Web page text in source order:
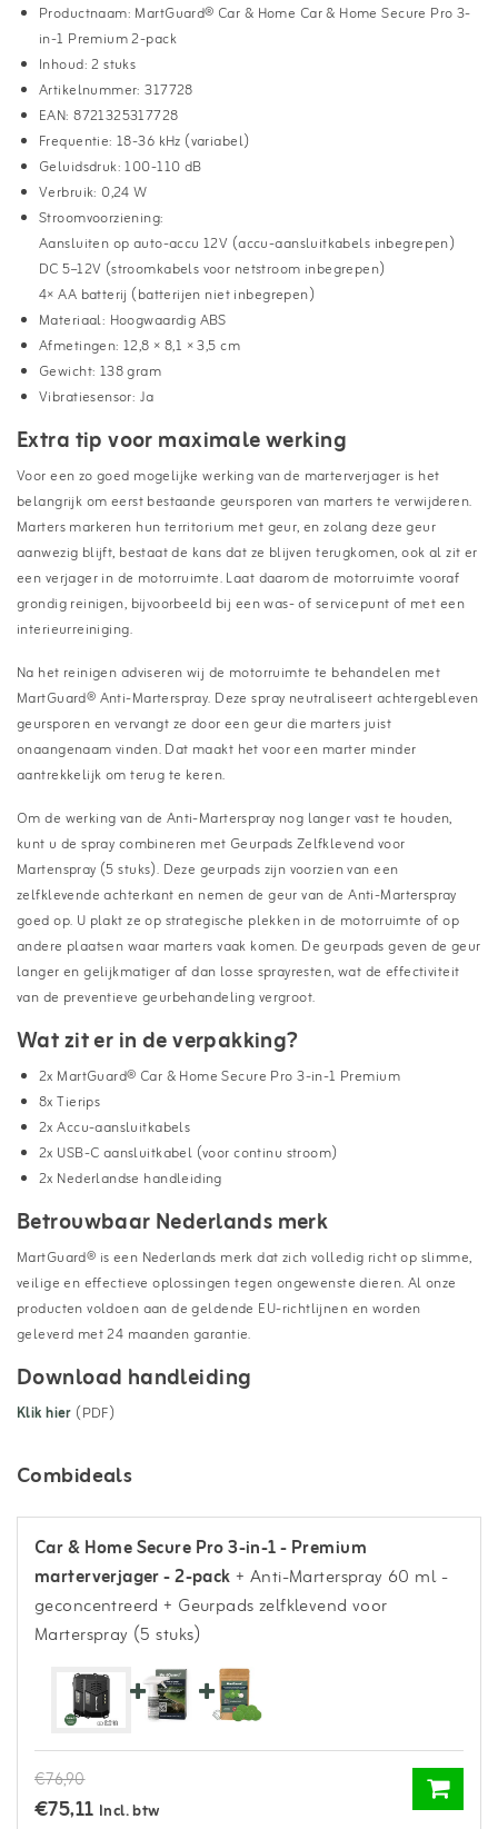
Productnaam: MartGuard® Car & Home Car & Home Secure Pro 3-
in-1 Premium 2-pack
Inhoud: 2 stuks
Artikelnummer: 317728
EAN: 8721325317728
Frequentie: 18-36 kHz (variabel)
Geluidsdruk: 100-110 dB
Verbruik: 0,24 W
Stroomvoorziening:
Aansluiten op auto-accu 12V (accu-aansluitkabels inbegrepen)
DC 5–12V (stroomkabels voor netstroom inbegrepen)
4× AA batterij (batterijen niet inbegrepen)
Materiaal: Hoogwaardig ABS
Afmetingen: 12,8 × 8,1 × 3,5 cm
Gewicht: 138 gram
Vibratiesensor: Ja
Extra tip voor maximale werking
Voor een zo goed mogelijke werking van de marterverjager is het
belangrijk om eerst bestaande geursporen van marters te verwijderen.
Marters markeren hun territorium met geur, en zolang deze geur
aanwezig blijft, bestaat de kans dat ze blijven terugkomen, ook al zit er
een verjager in de motorruimte. Laat daarom de motorruimte vooraf
grondig reinigen, bijvoorbeeld bij een was- of servicepunt of met een
interieurreiniging.
Na het reinigen adviseren wij de motorruimte te behandelen met
MartGuard® Anti-Marterspray. Deze spray neutraliseert achtergebleven
geursporen en vervangt ze door een geur die marters juist
onaangenaam vinden. Dat maakt het voor een marter minder
aantrekkelijk om terug te keren.
Om de werking van de Anti-Marterspray nog langer vast te houden,
kunt u de spray combineren met Geurpads Zelfklevend voor
Martenspray (5 stuks). Deze geurpads zijn voorzien van een
zelfklevende achterkant en nemen de geur van de Anti-Marterspray
goed op. U plakt ze op strategische plekken in de motorruimte of op
andere plaatsen waar marters vaak komen. De geurpads geven de geur
langer en gelijkmatiger af dan losse sprayresten, wat de effectiviteit
van de preventieve geurbehandeling vergroot.
Wat zit er in de verpakking?
2x MartGuard® Car & Home Secure Pro 3-in-1 Premium
8x Tierips
2x Accu-aansluitkabels
2x USB-C aansluitkabel (voor continu stroom)
2x Nederlandse handleiding
Betrouwbaar Nederlands merk
MartGuard® is een Nederlands merk dat zich volledig richt op slimme,
veilige en effectieve oplossingen tegen ongewenste dieren. Al onze
producten voldoen aan de geldende EU-richtlijnen en worden
geleverd met 24 maanden garantie.
Download handleiding
Klik hier (PDF)
Combideals
Car & Home Secure Pro 3-in-1 - Premium
marterverjager - 2-pack+ Anti-Marterspray 60 ml -
geconcentreerd + Geurpads zelfklevend voor
Marterspray (5 stuks)
€76,90
€75,11 Incl. btw